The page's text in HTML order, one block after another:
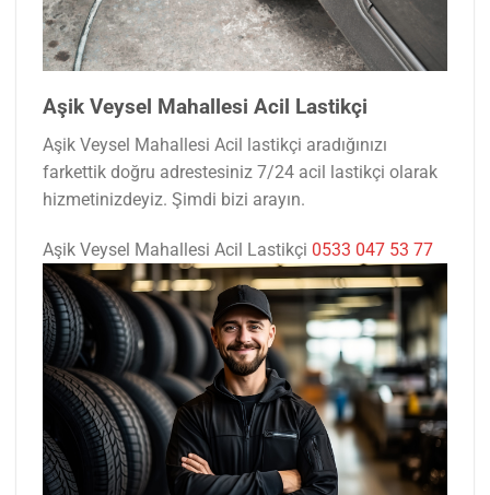
Aşik Veysel Mahallesi Acil Lastikçi
Aşik Veysel Mahallesi Acil lastikçi aradığınızı
farkettik doğru adrestesiniz 7/24 acil lastikçi olarak
hizmetinizdeyiz. Şimdi bizi arayın.
Aşik Veysel Mahallesi Acil Lastikçi 0533 047 53 77